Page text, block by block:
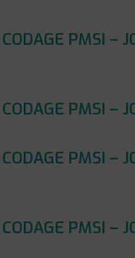
PMSI –
PMSI –
PMSI –
PMSI –